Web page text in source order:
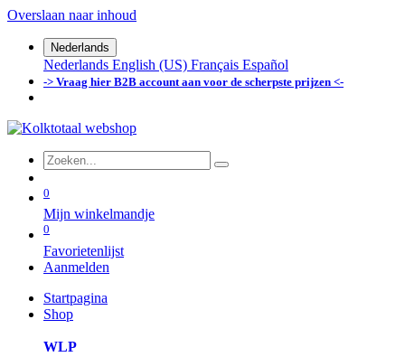
Overslaan naar inhoud
Nederlands
Nederlands English (US) Français Español
-> Vraag hier B2B account aan voor de scherpste prijzen <-
0
Mijn winkelmandje
0
Favorietenlijst
Aanmelden
Startpagina
Shop
WLP